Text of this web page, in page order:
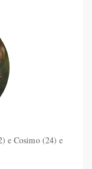
e Cosimo (24) e